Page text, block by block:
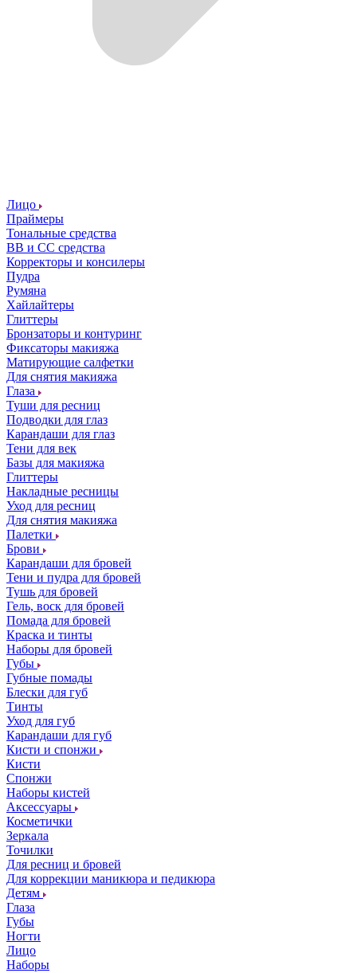
Лицо
Праймеры
Тональные средства
ВВ и СС средства
Корректоры и консилеры
Пудра
Румяна
Хайлайтеры
Глиттеры
Бронзаторы и контуринг
Фиксаторы макияжа
Матирующие салфетки
Для снятия макияжа
Глаза
Туши для ресниц
Подводки для глаз
Карандаши для глаз
Тени для век
Базы для макияжа
Глиттеры
Накладные ресницы
Уход для ресниц
Для снятия макияжа
Палетки
Брови
Карандаши для бровей
Тени и пудра для бровей
Тушь для бровей
Гель, воск для бровей
Помада для бровей
Краска и тинты
Наборы для бровей
Губы
Губные помады
Блески для губ
Тинты
Уход для губ
Карандаши для губ
Кисти и спонжи
Кисти
Спонжи
Наборы кистей
Аксессуары
Косметички
Зеркала
Точилки
Для ресниц и бровей
Для коррекции маникюра и педикюра
Детям
Глаза
Губы
Ногти
Лицо
Наборы